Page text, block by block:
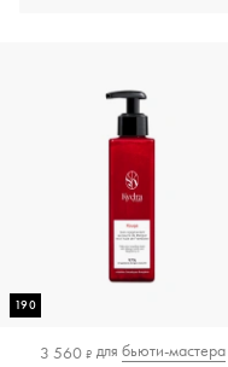
190
3 560 ₽ для бьюти-мастера